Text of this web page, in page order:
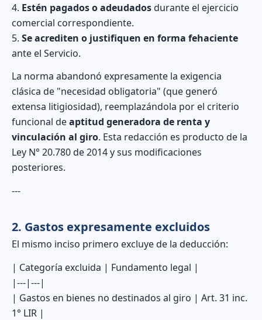
4. Estén pagados o adeudadosdurante el ejercicio
comercial correspondiente.
5. Se acrediten o justifiquen en forma fehaciente
ante el Servicio.
La norma abandonó expresamente la exigencia
clásica de "necesidad obligatoria" (que generó
extensa litigiosidad), reemplazándola por el criterio
funcional deaptitud generadora de renta y
vinculación al giro. Esta redacción es producto de la
Ley N° 20.780 de 2014 y sus modificaciones
posteriores.
---
2. Gastos expresamente excluidos
El mismo inciso primero excluye de la deducción:
| Categoría excluida | Fundamento legal |
|---|---|
| Gastos en bienes no destinados al giro | Art. 31 inc.
1° LIR |